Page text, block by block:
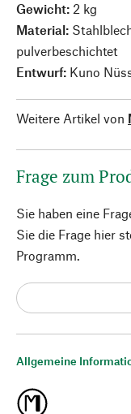
Allgemeine
Gewicht: 2 kg
Material:
pulverbeschichtet
Entwurf: Kuno
Weitere Artikel von
Frage zum
Sie haben eine
Sie die Frage hier
Programm.